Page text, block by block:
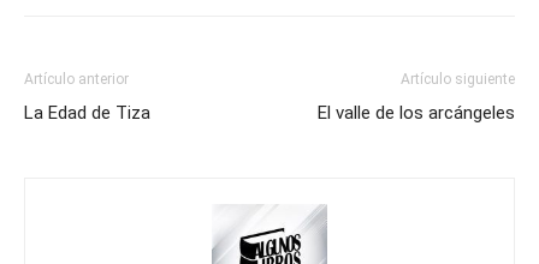
Artículo anterior
La Edad de Tiza
Artículo siguiente
El valle de los arcángeles